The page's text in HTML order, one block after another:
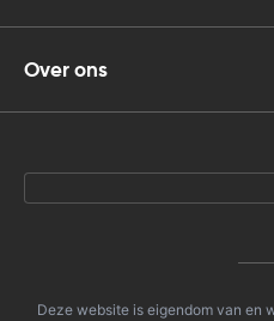
Over ons
Deze website is eigendom van en